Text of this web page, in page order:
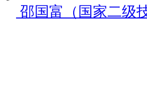
邵国富（国家二级